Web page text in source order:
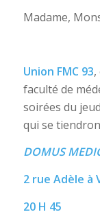
Madame,
Union FMC 93
faculté de
soirées du
qui se
DOMUS
2 rue Adèle à
20 H 45